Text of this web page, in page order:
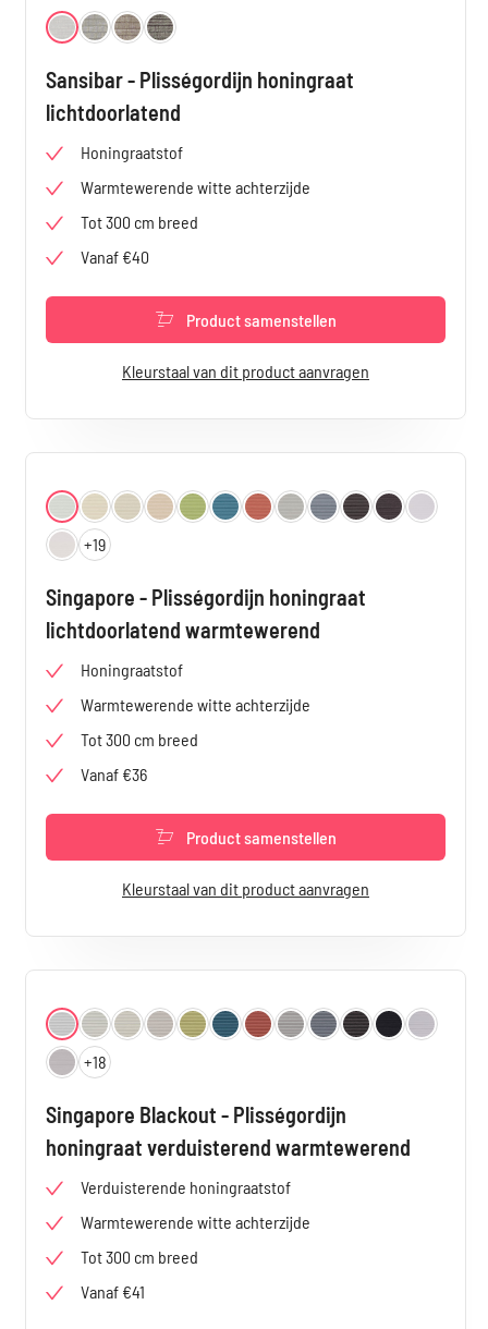
Selecteer
Kleur
Wit 4920Telegrijs 4921
Geelgrijs 4922
Zwart 4923
Sansibar - Plisségordijn honingraat
lichtdoorlatend
Honingraatstof
Warmtewerende witte achterzijde
Tot 300 cm breed
Vanaf €40
Product samenstellen
Kleurstaal van dit product aanvragen
Selecteer
Kleur
Wit 3800Vanille 3801Crème 3802
Lichtbruin 3803
Groen 3804
Azuurblauw 3805
Roodbruin 3806
Lichtgrijs 3807
Grijs 3808Antraciet 3809
Zwart 3810Off-white
Zachtvanille 3812
+19
Singapore - Plisségordijn honingraat
lichtdoorlatend warmtewerend
Honingraatstof
Warmtewerende witte achterzijde
Tot 300 cm breed
Vanaf €36
Product samenstellen
Kleurstaal van dit product aanvragen
Selecteer
Kleur
Wit 4800 Crème 4801
Vanille 4802
Beige 4803
Geelgroen 4804
Azuurblauw 4805
Roodbruin 4806
Lichtgrijs 4807
Grijs 4808Antraciet 4809
Zwart 4810Off-white
Kiezelgrijs 4812
+18
Singapore Blackout - Plisségordijn
honingraat verduisterend warmtewerend
Verduisterende honingraatstof
Warmtewerende witte achterzijde
Tot 300 cm breed
Vanaf €41